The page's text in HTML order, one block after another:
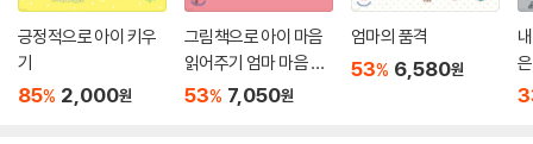
긍정적으로 아이 키우
기
85% 2,000원
그림책으로 아이 마음
읽어주기 엄마 마음 위
로하기
53% 7,050원
엄마의 품격
53% 6,580원